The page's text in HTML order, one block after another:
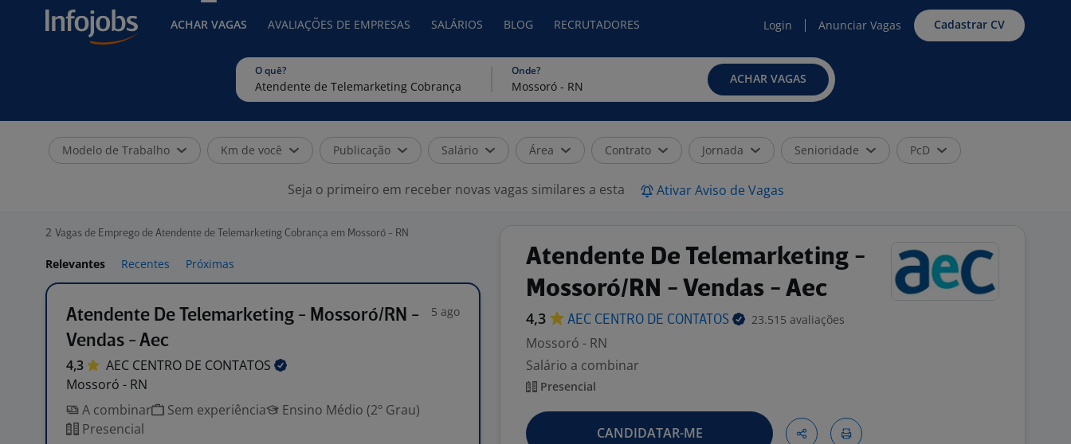
ACHAR VAGAS AVALIAÇÕES DE EMPRESAS SALÁRIOS BLOG RECRUTADORES Login Anunciar Vagas Cadastrar CV
O quê? Onde?
ACHAR VAGAS
Modelo de Trabalho Km de você Publicação Salário Área Contrato Jornada Senioridade PcD
Seja o primeiro em receber novas vagas similares a esta Ativar Aviso de Vagas
2 Vagas de Emprego de Atendente de Telemarketing Cobrança em Mossoró - RN
Relevantes Recentes Próximas
Atendente De Telemarketing - Mossoró/RN -
Vendas - Aec
5 ago
4,3 AEC CENTRO DE CONTATOS
Mossoró - RN
A combinar
Sem experiência
Ensino Médio (2º Grau)
Presencial
Atendente De Telemarketing -
Mossoró/RN - Vendas - Aec
4,3 AEC CENTRO DE CONTATOS 23.515 avaliações
Mossoró - RN
Salário a combinar
Presencial
CANDIDATAR-ME